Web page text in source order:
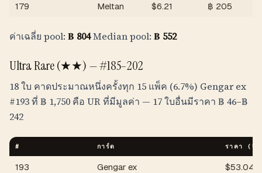
179
Meltan $6.21 ฿ 205
ค่าเฉลี่ย pool: ฿ 804Median pool: ฿ 552
Ultra Rare (★★) — #185–202
18 ใบ คาดประมาณหนึ่งครั้งทุก 15 แพ็ค (6.7%) Gengar ex
#193 ที่ ฿ 1,750 คือ UR ที่มีมูลค่า — 17 ใบอื่นมีราคา ฿ 46–฿
242
# การ์ด ราคา
193 Gengar ex $53.04